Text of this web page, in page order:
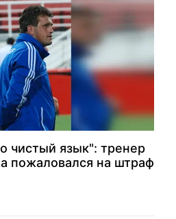
чистый язык": тренер
пожаловался на штраф